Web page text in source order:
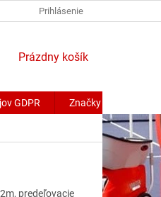
Prihlásenie
NÁKUPNÝ
Prázdny košík
GDPR Značky
predeľovacie